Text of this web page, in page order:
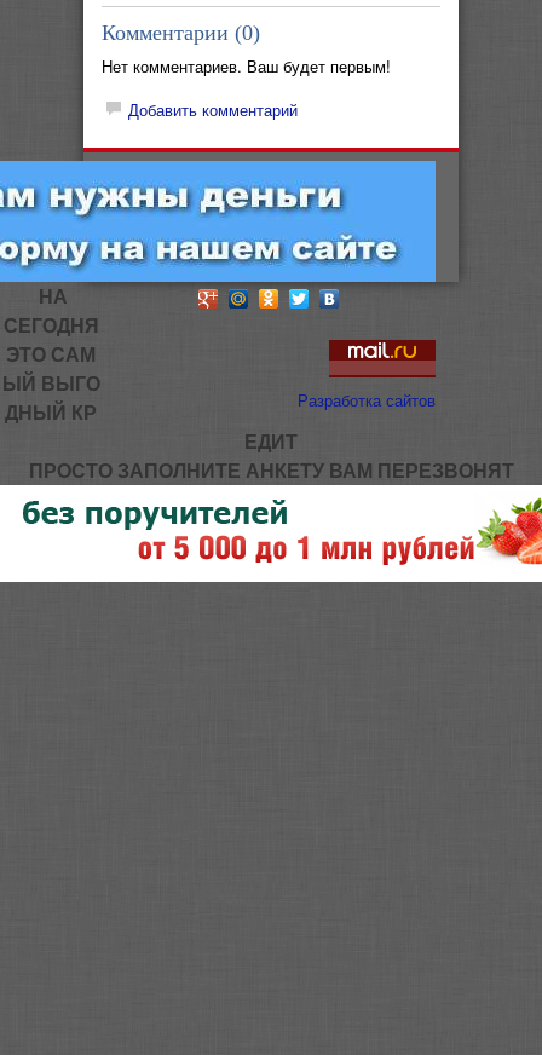
Комментарии (0)
Нет комментариев. Ваш будет первым!
Добавить комментарий
Разработка сайтов
НА
СЕГОДНЯ
ЭТО САМ
ЫЙ ВЫГО
ДНЫЙ КР
ЕДИТ
ПРОСТО ЗАПОЛНИТЕ АНКЕТУ ВАМ ПЕРЕЗВОНЯТ